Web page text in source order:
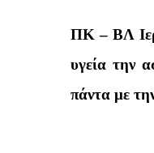
ΠΚ – ΒΛ
υγεία την
πάντα με